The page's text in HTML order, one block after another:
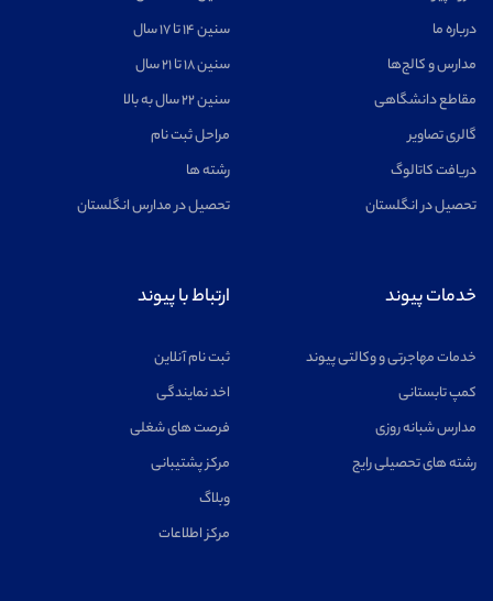
درباره ما
مدارس و کالج‌ها
مقاطع دانشگاهی
گالری تصاویر
دریافت کاتالوگ
تحصیل در انگلستان
سنین ۱۴ تا ۱۷ سال
سنین ۱۸ تا ۲۱ سال
سنین ۲۲ سال به بالا
مراحل ثبت نام
رشته ها
تحصیل در مدارس انگلستان
خدمات پیوند
خدمات مهاجرتی و وکالتی پیوند
کمپ تابستانی
مدارس شبانه روزی
رشته های تحصیلی رایج
ارتباط با پیوند
ثبت نام آنلاین
اخد نمایندگی
فرصت های شغلی
مرکز پشتیبانی
وبلاگ
مرکز اطلاعات